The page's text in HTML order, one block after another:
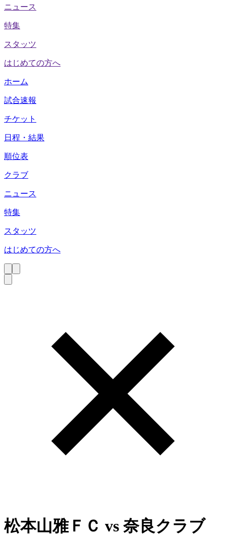
ニュース
特集
スタッツ
はじめての方へ
ホーム
試合速報
チケット
日程・結果
順位表
クラブ
ニュース
特集
スタッツ
はじめての方へ
松本山雅ＦＣ vs 奈良クラブ